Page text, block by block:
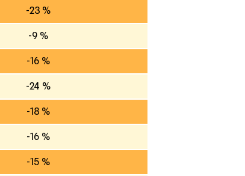
-23 %
-9 %
-16 %
-24 %
-18 %
-16 %
-15 %